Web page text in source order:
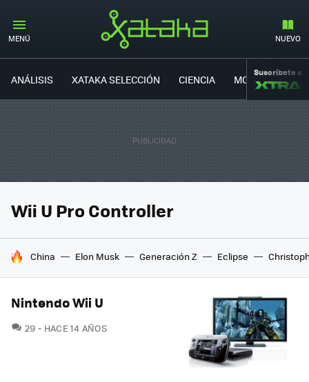
MENÚ NUEVO
ANÁLISIS XATAKA SELECCIÓN CIENCIA MOVILIDAD
Suscríbete a
Wii U Pro Controller
HOY SE HABLA DE
China Elon Musk Generación Z Eclipse
Nintendo Wii U
29 COMENTARIOS
HACE 14 AÑOS